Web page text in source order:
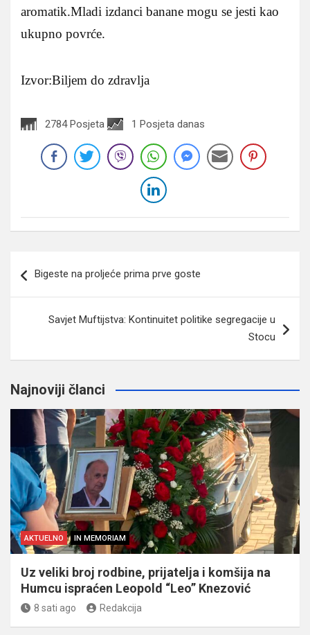
aromatik.Mladi izdanci banane mogu se jesti kao
ukupno povrće.
Izvor:Biljem do zdravlja
2784 Posjeta 1 Posjeta danas
članaka
Bigeste na proljeće prima prve goste
Savjet Muftijstva: Kontinuitet politike segregacije u
Stocu
Najnoviji članci
AKTUELNO IN MEMORIAM
Uz veliki broj rodbine, prijatelja i komšija na
Humcu ispraćen Leopold “Leo” Knezović
8 sati ago Redakcija